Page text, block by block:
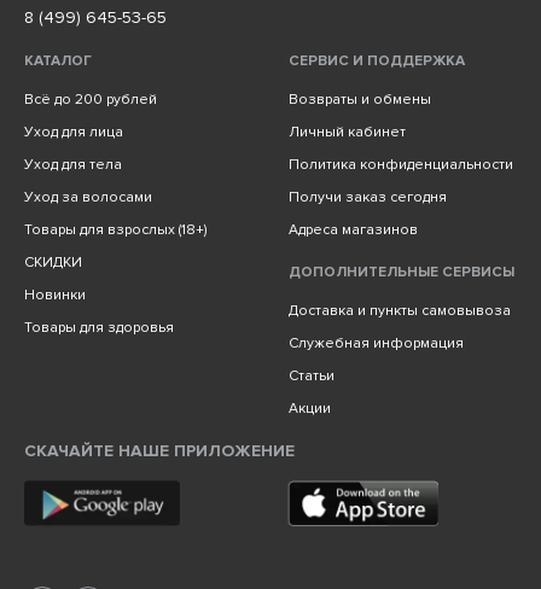
8 (499) 645-53-65
КАТАЛОГ
Всё до 200 рублей
Уход для лица
Уход для тела
Уход за волосами
Товары для взрослых (18+)
СКИДКИ
Новинки
Товары для здоровья
СЕРВИС И ПОДДЕРЖКА
Возвраты и обмены
Личный кабинет
Политика конфиденциальности
Получи заказ сегодня
Адреса магазинов
ДОПОЛНИТЕЛЬНЫЕ СЕРВИСЫ
Доставка и пункты самовывоза
Служебная информация
Статьи
Акции
СКАЧАЙТЕ НАШЕ ПРИЛОЖЕНИЕ